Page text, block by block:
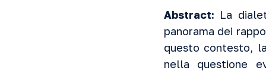
Abstract: La
panorama dei
questo contesto,
nella questione